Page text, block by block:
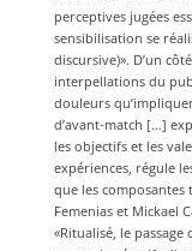
perceptives jugées
sensibilisation se
discursive)». D’un
interpellations du
douleurs
d’avant-match […]
les objectifs et les
expériences, régule
que les composantes
Femenias et Mickael
«Ritualisé, le